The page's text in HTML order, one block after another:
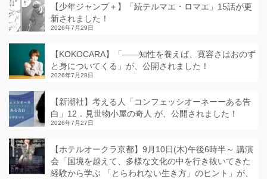
【少年ジャンプ＋】「続テルマエ・ロマエ」15話が更
新されました！
2026年7月29日
【KOKOCARA】「——知性を養えば、寛容さはおのず
と身についてくる」が、公開されました！
2026年7月28日
【新潮社】考える人「コンフェッシオーネーーある告
白」12．見世物小屋の奇人 が、公開されました！
2026年7月27日
【ホテルオークラ京都】9月10日(木)午後6時半～ 講演
会「国境を越えて、多様な文化の中を行き抜いてきた
経験から学ぶ 「とらわれない生き方」のヒント」が、